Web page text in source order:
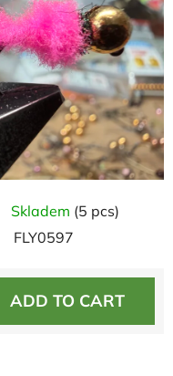
Skladem (5 pcs)
FLY0597
ADD TO CART